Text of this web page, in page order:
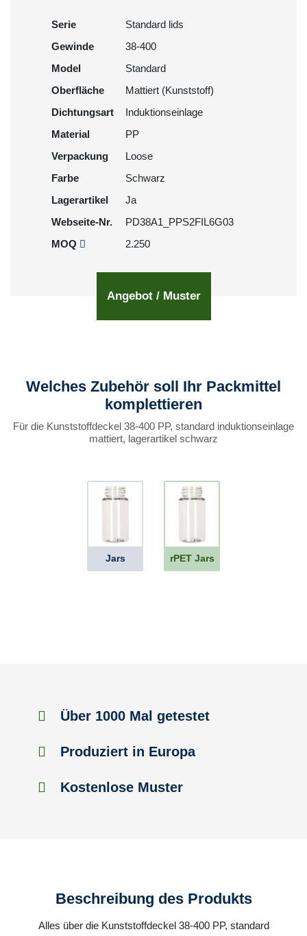
Serie
Standard lids
Gewinde
38-400
Model
Standard
Oberfläche
Mattiert (Kunststoff)
Dichtungsart
Induktionseinlage
Material
PP
Verpackung
Loose
Farbe
Schwarz
Lagerartikel
Ja
Webseite-Nr.
PD38A1_PPS2FIL6G03
MOQ
2.250
Angebot / Muster
Welches Zubehör soll Ihr Packmittel
komplettieren
Für die Kunststoffdeckel 38-400 PP, standard induktionseinlage
mattiert, lagerartikel schwarz
Jars rPET Jars
Über 1000 Mal getestet
Produziert in Europa
Kostenlose Muster
Beschreibung des Produkts
Alles über die Kunststoffdeckel 38-400 PP, standard